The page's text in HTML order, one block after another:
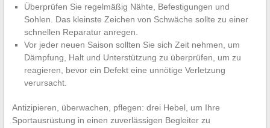
Überprüfen Sie regelmäßig Nähte, Befestigungen und
Sohlen. Das kleinste Zeichen von Schwäche sollte zu einer
schnellen Reparatur anregen.
Vor jeder neuen Saison sollten Sie sich Zeit nehmen, um
Dämpfung, Halt und Unterstützung zu überprüfen, um zu
reagieren, bevor ein Defekt eine unnötige Verletzung
verursacht.
Antizipieren, überwachen, pflegen: drei Hebel, um Ihre
Sportausrüstung in einen zuverlässigen Begleiter zu